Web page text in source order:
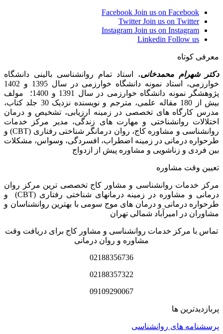
Facebook Join us on Facebook
Twitter Join us on Twitter
Instagram Join us on Instagram
Linkedin Follow us
معرفی کوتاه
دکتر شهرام محمدخانی، استاد تمام روانشناسی بالینی دانشگاه
خوارزمی، استاد نمونه دانشگاه خوارزمی در سال 1395 و 1402
پژوهشگر نمونه دانشگاه خوارزمی در سال 1391 و 1400؛ مولف
بیش از 180 مقاله علمی، مترجم و نویسنده نزدیک 30 جلد کتاب،
مدرس کارگاه­ های تخصصی در زمینه ارزیابی، تشخیص و درمان
اختلالات روانشناختی و مهارت های زندگی، مدیر مرکز خدمات
روانشناسی و مشاوره کاج، روان­ درمانگر شناختی رفتاری (CBT) و
طرحواره درمانی در زمینه اضطراب، افسردگی، وسواس، مشکلات
بین فردی و زناشویی و مشاوره پیش از ازدواج
تعیین وقت مشاوره
مرکز خدمات روانشناسی و مشاور کاج تخصصی‏ ترین مرکز روان
درمانی و مشاوره در زمینه درمان‏های شناختی رفتاری (CBT) و
طرحواره درمانی و درمان های موج سومی با بهترین روانشناسان و
مشاوران در امیرآباد شمالی تهران
تماس با مرکز خدمات روانشناسی و مشاور کاج برای دریافت وقت
مشاوره و روان درمانی
02188356736
02188357322
09109290067
پربازدیدترین ها
پرسشنامه های روانشناسی